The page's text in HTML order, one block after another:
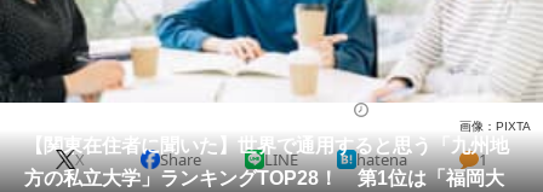
住まい 教育・育児
動物 リサーチ
会員記事
【関東在住者に聞いた】世界で通用すると思う「九州地
方の私立大学」ランキングTOP28！ 第1位は「福岡大
画像：PIXTA
X Share LINE hatena 1